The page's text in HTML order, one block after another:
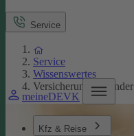
meineDEVK
Kfz & Reise
Service
Service
Wissenswertes
Versicherungen Kinder